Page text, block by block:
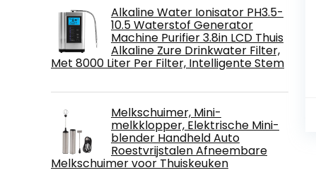
Alkaline Water Ionisator PH3.5-
10.5 Waterstof Generator
Machine Purifier 3.8in LCD Thuis
Alkaline Zure Drinkwater Filter,
Met 8000 Liter Per Filter, Intelligente Stem
Melkschuimer, Mini-
melkklopper, Elektrische Mini-
blender Handheld Auto
Roestvrijstalen Afneembare
Melkschuimer voor Thuiskeuken